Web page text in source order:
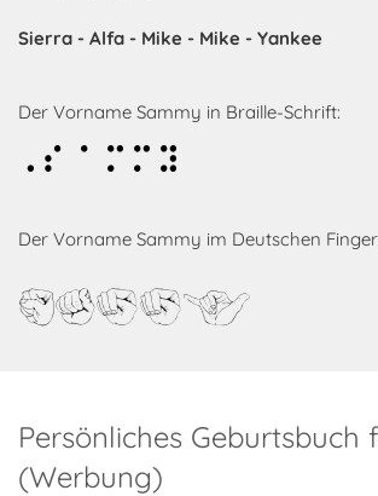
Sierra - Alfa - Mike - Mike - Yankee
Der Vorname Sammy in Braille-Schrift:
Sammy
Der Vorname Sammy im Deutschen
Sammy
Persönliches Geburtsbuch
(Werbung)